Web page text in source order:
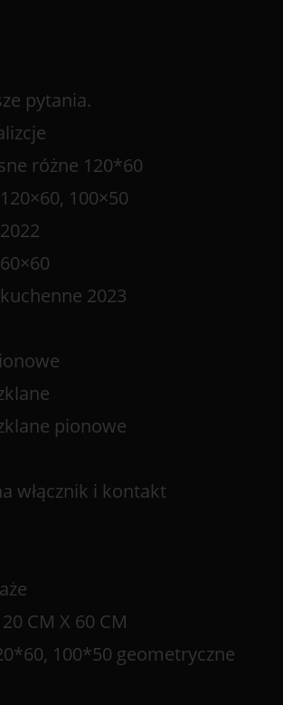
pytania.
różne 120*60
100×50
2023
pionowe
włącznik i kontakt
CM X 60 CM
100*50 geometryczne